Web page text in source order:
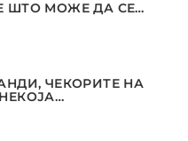
ШТО МОЖЕ ДА СЕ
ЧЕКОРИТЕ НА